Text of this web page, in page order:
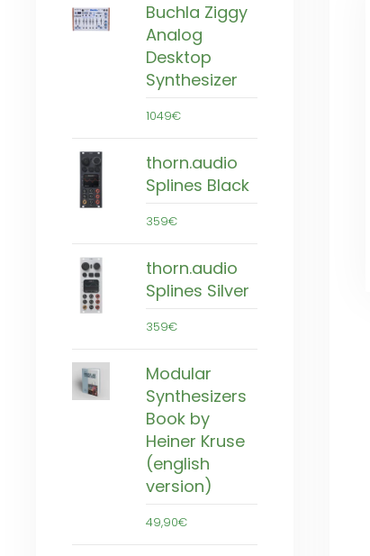
Buchla Ziggy
Analog
Desktop
Synthesizer
1049€
thorn.audio
Splines Black
359€
thorn.audio
Splines Silver
359€
Modular
Synthesizers
Book by
Heiner Kruse
(english
version)
49,90€